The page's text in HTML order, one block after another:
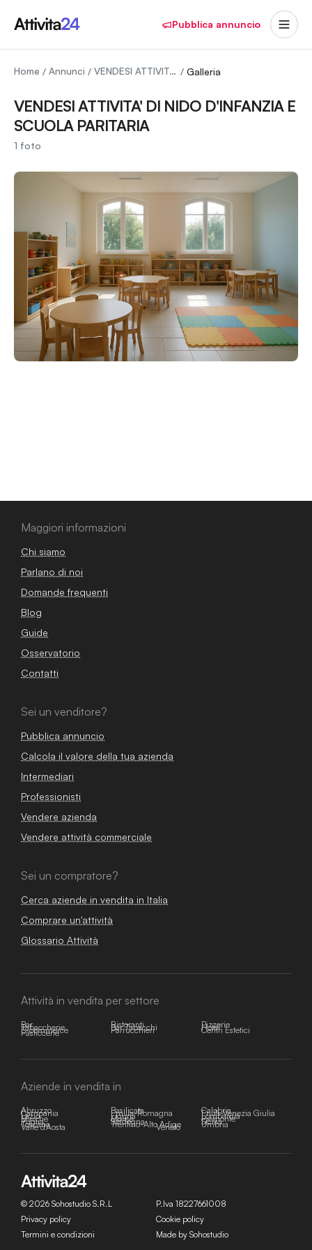
Pubblica annuncio
Home / Annunci / VENDESI ATTIVITA' DI NIDO D'INFANZIA E SCUOLA PARITARIA / Galleria
VENDESI ATTIVITA' DI NIDO D'INFANZIA E
SCUOLA PARITARIA
1 foto
Maggiori informazioni
Chi siamo
Parlano di noi
Domande frequenti
Blog
Guide
Osservatorio
Contatti
Sei un venditore?
Pubblica annuncio
Calcola il valore della tua azienda
Intermediari
Professionisti
Vendere azienda
Vendere attività commerciale
Sei un compratore?
Cerca aziende in vendita in Italia
Comprare un'attività
Glossario Attività
Attività in vendita per settore
Bar Ristoranti Pizzerie
Tabaccherie Bar Tabacchi Hotel
E-commerce Parrucchieri Centri Estetici
Pasticcerie
Aziende in vendita in
Abruzzo Basilicata Calabria
Campania Emilia-Romagna Friuli-Venezia Giulia
Lazio Liguria Lombardia
Marche Molise Piemonte
Puglia Sardegna Sicilia
Toscana Trentino-Alto Adige Umbria
Valle d'Aosta Veneto
© 2026 Sohostudio S.R.L
P.Iva 18227661008
Privacy policy
Cookie policy
Termini e condizioni
Made by Sohostudio